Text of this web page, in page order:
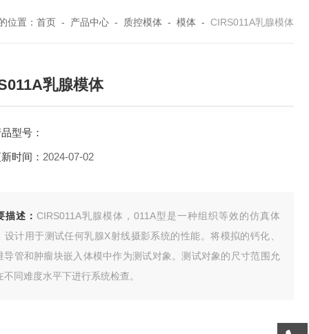
位置： 首页 - 产品中心 - 质控模体 - 模体 - CIRS011A乳腺模体
乳腺模体
型号：
时间： 2024-07-02
描述： CIRS011A乳腺模体，011A型是一种组织等效的仿真体
设计用于测试任何乳腺X射线摄影系统的性能。将模拟的钙化、
导管和肿瘤块嵌入体模中作为测试对象。测试对象的尺寸范围允
不同难度水平下进行系统检查。